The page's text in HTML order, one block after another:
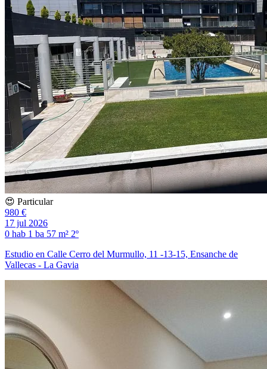
😍 Particular
980 €
17 jul 2026
0 hab 1 ba 57 m² 2º
Estudio en Calle Cerro del Murmullo, 11 -13-15, Ensanche de
Vallecas - La Gavia